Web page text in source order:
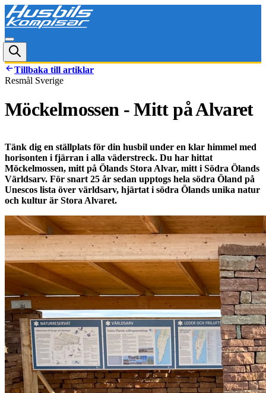
Tillbaka till artiklar
Resmål Sverige
Möckelmossen - Mitt på Alvaret
Tänk dig en ställplats för din husbil under en klar himmel med
horisonten i fjärran i alla väderstreck. Du har hittat
Möckelmossen, mitt på Ölands Stora Alvar, mitt i Södra Ölands
Världsarv. För snart 25 år sedan upptogs hela södra Öland på
Unescos lista över världsarv, hjärtat i södra Ölands unika natur
och kultur är Stora Alvaret.